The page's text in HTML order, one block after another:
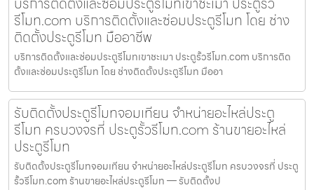
รีโมท.com บริการติดตั้งและซ่อมประตูรีโมท โดย ช่าง
ติดตั้งประตูรีโมท มืออาชีพ
บริการติดตั้งและซ่อมประตูรีโมทเขาชะเมา ประตูรั้วรีโมท.com บริการติด
ตั้งและซ่อมประตูรีโมท โดย ช่างติดตั้งประตูรีโมท มืออา
รับติดตั้งประตูรีโมทจอมเทียน จำหน่ายอะไหล่ประตู
รีโมท ครบวงจรที่ ประตูรั้วรีโมท.com ร้านขายอะไหล่
ประตูรีโมท
รับติดตั้งประตูรีโมทจอมเทียน จำหน่ายอะไหล่ประตูรีโมท ครบวงจรที่ ประตู
รั้วรีโมท.com ร้านขายอะไหล่ประตูรีโมท — รับติดตั้งป